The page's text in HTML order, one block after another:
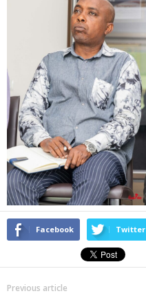
Facebook Twitter
Previous article